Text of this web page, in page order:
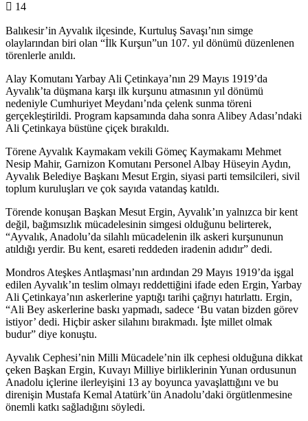
14
Balıkesir’in Ayvalık ilçesinde, Kurtuluş Savaşı’nın simge
olaylarından biri olan “İlk Kurşun”un 107. yıl dönümü düzenlenen
törenlerle anıldı.
Alay Komutanı Yarbay Ali Çetinkaya’nın 29 Mayıs 1919’da
Ayvalık’ta düşmana karşı ilk kurşunu atmasının yıl dönümü
nedeniyle Cumhuriyet Meydanı’nda çelenk sunma töreni
gerçekleştirildi. Program kapsamında daha sonra Alibey Adası’ndaki
Ali Çetinkaya büstüne çiçek bırakıldı.
Törene Ayvalık Kaymakam vekili Gömeç Kaymakamı Mehmet
Nesip Mahir, Garnizon Komutanı Personel Albay Hüseyin Aydın,
Ayvalık Belediye Başkanı Mesut Ergin, siyasi parti temsilcileri, sivil
toplum kuruluşları ve çok sayıda vatandaş katıldı.
Törende konuşan Başkan Mesut Ergin, Ayvalık’ın yalnızca bir kent
değil, bağımsızlık mücadelesinin simgesi olduğunu belirterek,
“Ayvalık, Anadolu’da silahlı mücadelenin ilk askeri kurşununun
atıldığı yerdir. Bu kent, esareti reddeden iradenin adıdır” dedi.
Mondros Ateşkes Antlaşması’nın ardından 29 Mayıs 1919’da işgal
edilen Ayvalık’ın teslim olmayı reddettiğini ifade eden Ergin, Yarbay
Ali Çetinkaya’nın askerlerine yaptığı tarihi çağrıyı hatırlattı. Ergin,
“Ali Bey askerlerine baskı yapmadı, sadece ‘Bu vatan bizden görev
istiyor’ dedi. Hiçbir asker silahını bırakmadı. İşte millet olmak
budur” diye konuştu.
Ayvalık Cephesi’nin Milli Mücadele’nin ilk cephesi olduğuna dikkat
çeken Başkan Ergin, Kuvayı Milliye birliklerinin Yunan ordusunun
Anadolu içlerine ilerleyişini 13 ay boyunca yavaşlattığını ve bu
direnişin Mustafa Kemal Atatürk’ün Anadolu’daki örgütlenmesine
önemli katkı sağladığını söyledi.